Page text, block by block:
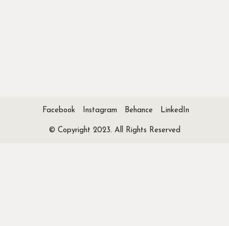
Facebook Instagram Behance LinkedIn
© Copyright 2023. All Rights Reserved